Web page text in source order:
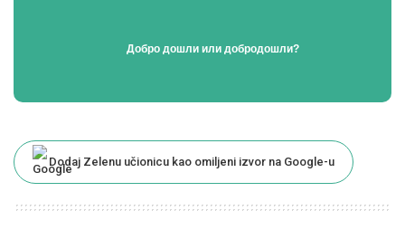
Добро дошли или добродошли?
Dodaj Zelenu učionicu kao omiljeni izvor na Google-u